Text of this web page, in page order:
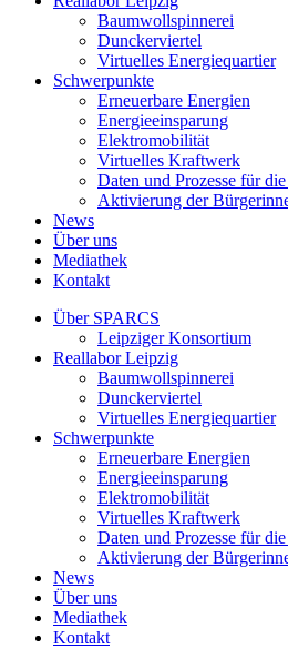
Baumwollspinnerei
Dunckerviertel
Virtuelles Energiequartier
Schwerpunkte
Erneuerbare Energien
Energieeinsparung
Elektromobilität
Virtuelles Kraftwerk
Daten und Prozesse für
Aktivierung der
News
Über uns
Mediathek
Kontakt
Über SPARCS
Leipziger Konsortium
Reallabor Leipzig
Baumwollspinnerei
Dunckerviertel
Virtuelles Energiequartier
Schwerpunkte
Erneuerbare Energien
Energieeinsparung
Elektromobilität
Virtuelles Kraftwerk
Daten und Prozesse für
Aktivierung der
News
Über uns
Mediathek
Kontakt